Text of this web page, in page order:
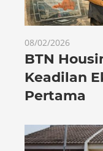
08/02/2026
BTN
Keadilan
Pertama